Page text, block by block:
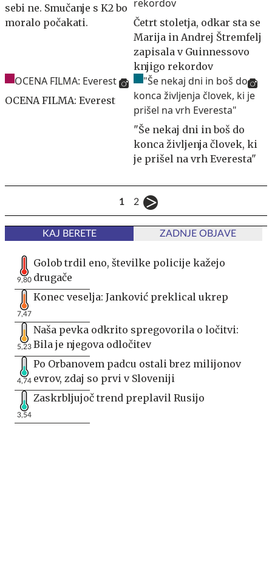
sebi ne. Smučanje s K2 bo
moralo počakati.
Četrt stoletja, odkar sta se
Marija in Andrej Štremfelj
zapisala v Guinnessovo
knjigo rekordov
OCENA FILMA: Everest
"Še nekaj dni in boš do
konca življenja človek, ki
je prišel na vrh Everesta"
1 2
KAJ BERETE ZADNJE OBJAVE
9,80
Golob trdil eno, številke policije kažejo
drugače
7,47
Konec veselja: Janković preklical ukrep
5,23
Naša pevka odkrito spregovorila o ločitvi:
Bila je njegova odločitev
4,74
Po Orbanovem padcu ostali brez milijonov
evrov, zdaj so prvi v Sloveniji
3,54
Zaskrbljujoč trend preplavil Rusijo